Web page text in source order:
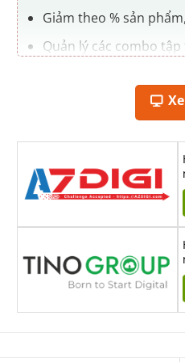
Giảm theo % sản
Quản lý các combo
Hỗ trợ shortcode
Hỗ trợ shortcode
Hỗ trợ sản phẩm đơn
Tạo đếm ngược thời
tuỳ chỉnh lặp lại mỗi
Khách hàng có thể
combo.
Tự động tính giá tổng
Khi thêm combo vào